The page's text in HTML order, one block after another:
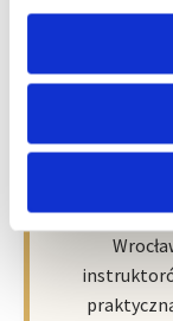
Nowa